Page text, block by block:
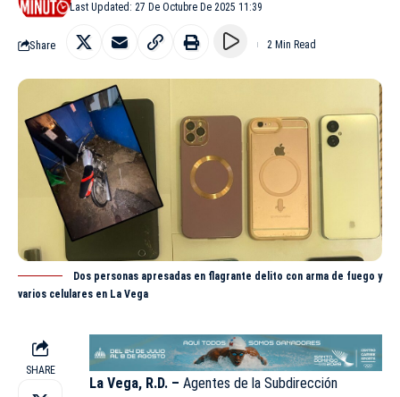
Last Updated: 27 De Octubre De 2025 11:39
Share 2 Min Read
Dos personas apresadas en flagrante delito con arma de fuego y
varios celulares en La Vega
SHARE
La Vega, R.D. – Agentes de la Subdirección